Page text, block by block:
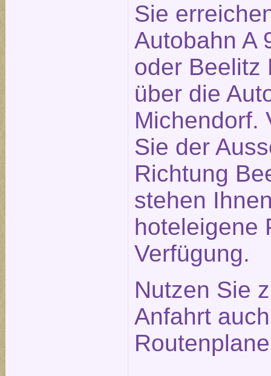
Sie
Autobahn A
oder Beelitz
über die
Michendorf.
Sie der
Richtung
stehen
hoteleigene
Verfügung.
Nutzen Sie
Anfahrt